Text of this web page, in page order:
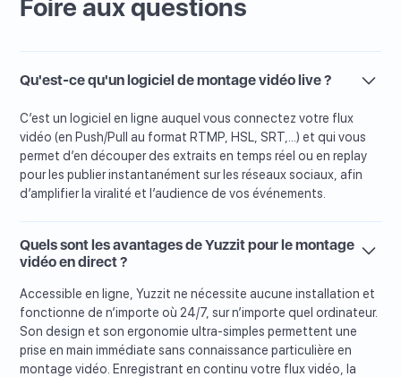
Foire aux questions
Qu'est-ce qu'un logiciel de montage vidéo live ?
C’est un logiciel en ligne auquel vous connectez votre flux
vidéo (en Push/Pull au format RTMP, HSL, SRT,...) et qui vous
permet d’en découper des extraits en temps réel ou en replay
pour les publier instantanément sur les réseaux sociaux, afin
d’amplifier la viralité et l’audience de vos événements.
Quels sont les avantages de Yuzzit pour le montage
vidéo en direct ?
Accessible en ligne, Yuzzit ne nécessite aucune installation et
fonctionne de n’importe où 24/7, sur n’importe quel ordinateur.
Son design et son ergonomie ultra-simples permettent une
prise en main immédiate sans connaissance particulière en
montage vidéo. Enregistrant en continu votre flux vidéo, la